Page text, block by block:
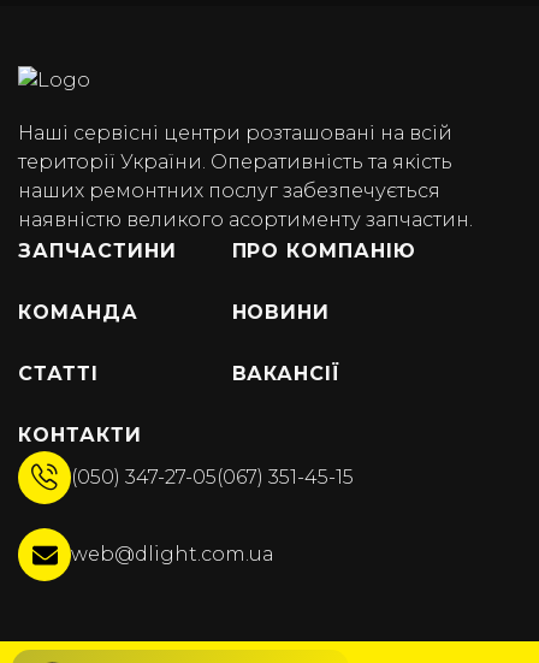
Наші сервісні центри розташовані на всій
території України. Оперативність та якість
наших ремонтних послуг забезпечується
наявністю великого асортименту запчастин.
ЗАПЧАСТИНИ
ПРО КОМПАНІЮ
КОМАНДА НОВИНИ
СТАТТІ ВАКАНСІЇ
КОНТАКТИ
(050) 347-27-05(067) 351-45-15
web@dlight.com.ua